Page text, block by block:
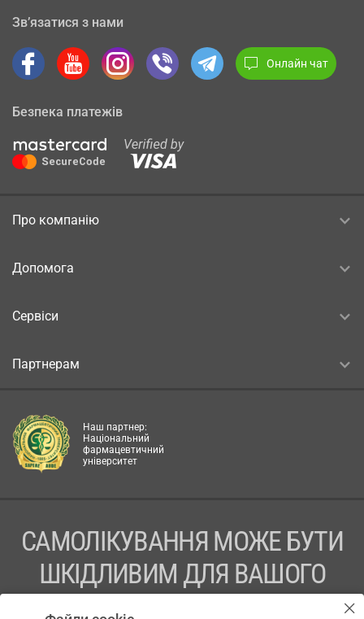
Зв’язатися з нами
Онлайн чат
Безпека платежів
Про компанію
Допомога
Сервіси
Партнерам
Наш партнер:
Національний
фармацевтичний
університет
САМОЛІКУВАННЯ МОЖЕ БУТИ
ШКІДЛИВИМ ДЛЯ ВАШОГО